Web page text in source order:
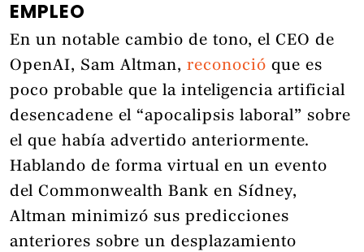
EMPLEO
En un notable cambio de tono, el CEO de
OpenAI, Sam Altman, reconoció que es
poco probable que la inteligencia artificial
desencadene el “apocalipsis laboral” sobre
el que había advertido anteriormente.
Hablando de forma virtual en un evento
del Commonwealth Bank en Sídney,
Altman minimizó sus predicciones
anteriores sobre un desplazamiento